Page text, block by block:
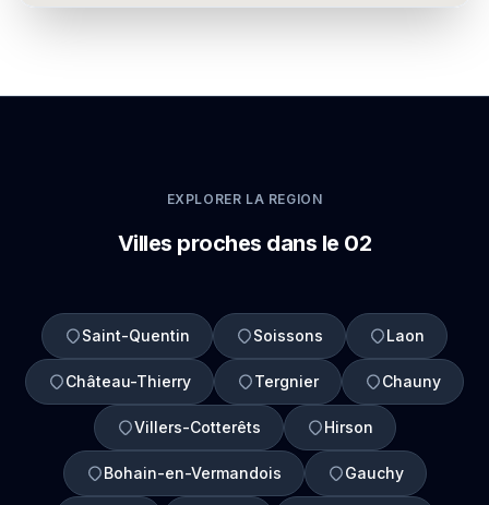
EXPLORER LA REGION
Villes proches dans le 02
Saint-Quentin Soissons Laon
Château-Thierry Tergnier Chauny
Villers-Cotterêts Hirson
Bohain-en-Vermandois Gauchy